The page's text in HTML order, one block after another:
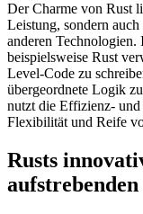
Der Charme von Rust
Leistung, sondern
anderen
beispielsweise Rust
Level-Code zu
übergeordnete Logik
nutzt die Effizienz-
Flexibilität und Reife
Rusts